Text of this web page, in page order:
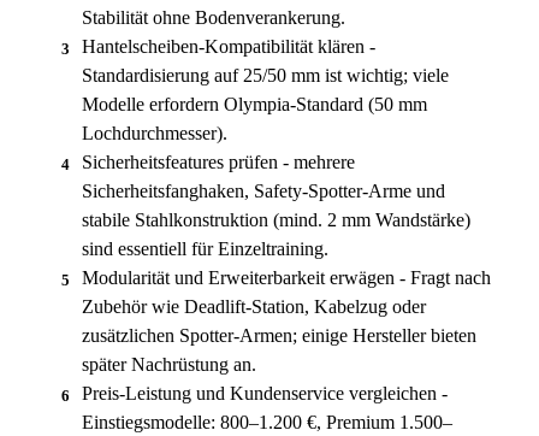
Stabilität ohne Bodenverankerung.
3
Hantelscheiben-Kompatibilität klären -
Standardisierung auf 25/50 mm ist wichtig; viele
Modelle erfordern Olympia-Standard (50 mm
Lochdurchmesser).
4
Sicherheitsfeatures prüfen - mehrere
Sicherheitsfanghaken, Safety-Spotter-Arme und
stabile Stahlkonstruktion (mind. 2 mm Wandstärke)
sind essentiell für Einzeltraining.
5
Modularität und Erweiterbarkeit erwägen - Fragt nach
Zubehör wie Deadlift-Station, Kabelzug oder
zusätzlichen Spotter-Armen; einige Hersteller bieten
später Nachrüstung an.
6
Preis-Leistung und Kundenservice vergleichen -
Einstiegsmodelle: 800–1.200 €, Premium 1.500–